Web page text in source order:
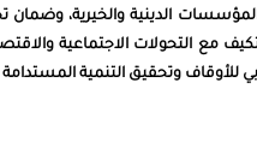
الدينية والخيرية،
مع التحولات الاجتماعية
للأوقاف وتحقيق التنمية